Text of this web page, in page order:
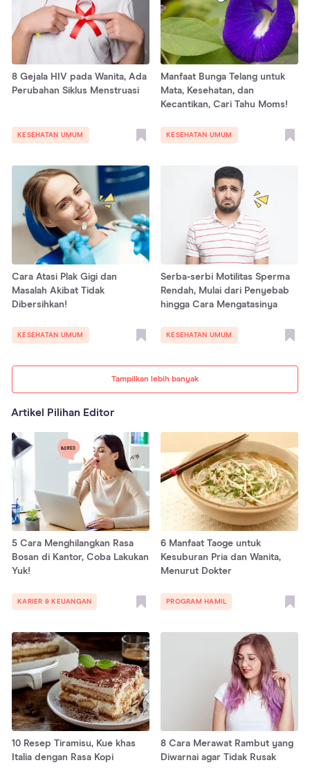
Tampilkan lebih banyak
8 Gejala HIV pada Wanita, Ada
Perubahan Siklus Menstruasi
KESEHATAN UMUM
Manfaat Bunga Telang untuk
Mata, Kesehatan, dan
Kecantikan, Cari Tahu Moms!
KESEHATAN UMUM
Cara Atasi Plak Gigi dan
Masalah Akibat Tidak
Dibersihkan!
KESEHATAN UMUM
Serba-serbi Motilitas Sperma
Rendah, Mulai dari Penyebab
hingga Cara Mengatasinya
KESEHATAN UMUM
Artikel Pilihan Editor
5 Cara Menghilangkan Rasa
Bosan di Kantor, Coba Lakukan
Yuk!
KARIER & KEUANGAN
6 Manfaat Taoge untuk
Kesuburan Pria dan Wanita,
Menurut Dokter
PROGRAM HAMIL
10 Resep Tiramisu, Kue khas
Italia dengan Rasa Kopi
8 Cara Merawat Rambut yang
Diwarnai agar Tidak Rusak